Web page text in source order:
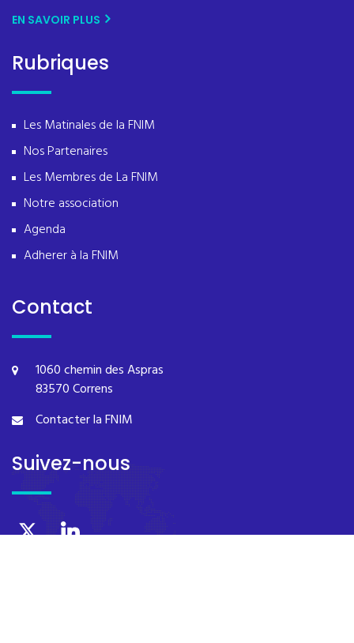
EN SAVOIR PLUS
Rubriques
Les Matinales de la FNIM
Nos Partenaires
Les Membres de La FNIM
Notre association
Agenda
Adherer à la FNIM
Contact
1060 chemin des Aspras
83570 Correns
Contacter la FNIM
Suivez-nous